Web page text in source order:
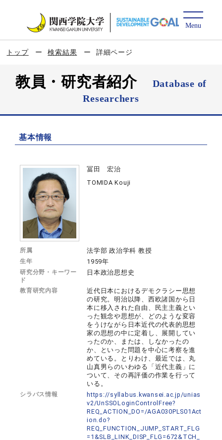
トップ 検索結果 詳細ページ
教員・研究者紹介
Database of
Researchers
基本情報
冨田 宏治
TOMIDA Kouji
所属 法学部 政治学科 教授
生年 1959年
研究分野・キーワー
ド
日本政治思想史
教育研究内容
近代日本におけるデモクラシー思想
の研究。明治以降、西欧諸国から日
本に移入された自由、民主主義とい
った観念や思想が、どのような変容
をうけながら日本近代の代表的思想
家の思想の中に定着し、展開してい
ったのか、または、しなかったの
か、といった問題を中心に考察を進
めている。とりわけ、最近では、丸
山真男らのいわゆる「近代主義」に
ついて、その再評価の作業を行って
いる。
シラバス情報
https://syllabus.kwansei.ac.jp/unias
v2/UnSSOLoginControlFree?
REQ_ACTION_DO=/AGA030PLS01Act
ion.do?
REQ_FUNCTION_JUMP_START_FLG
=1&SLB_LINK_DISP_FLG=672&TCH_